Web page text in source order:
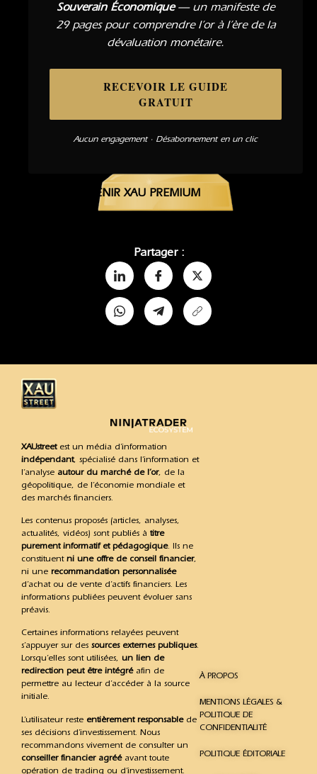
Souverain Économique— un manifeste de
29 pages pour comprendre l’or à l’ère de la
dévaluation monétaire.
RECEVOIR LE GUIDE
GRATUIT
Aucun engagement · Désabonnement en un clic
DEVENIR XAU PREMIUM
Partager :
XAUstreetest un média d’information
indépendant, spécialisé dans l’information et
l’analyse autour du marché de l’or, de la
géopolitique, de l’économie mondiale et
des marchés financiers.
Les contenus proposés (articles, analyses,
actualités, vidéos) sont publiés à titre
purement informatif et pédagogique. Ils ne
constituent ni une offre de conseil financier,
ni une recommandation personnalisée
d’achat ou de vente d’actifs financiers. Les
informations publiées peuvent évoluer sans
préavis.
Certaines informations relayées peuvent
s’appuyer sur des sources externes publiques.
Lorsqu’elles sont utilisées, un lien de
redirection peut être intégréafin de
permettre au lecteur d’accéder à la source
initiale.
L’utilisateur reste entièrement responsablede
ses décisions d’investissement. Nous
recommandons vivement de consulter un
conseiller financier agrééavant toute
opération de trading ou d’investissement.
À PROPOS
MENTIONS LÉGALES &
POLITIQUE DE
CONFIDENTIALITÉ
POLITIQUE ÉDITORIALE